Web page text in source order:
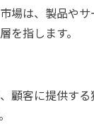
場は、製品や
を指します。
顧客に提供す